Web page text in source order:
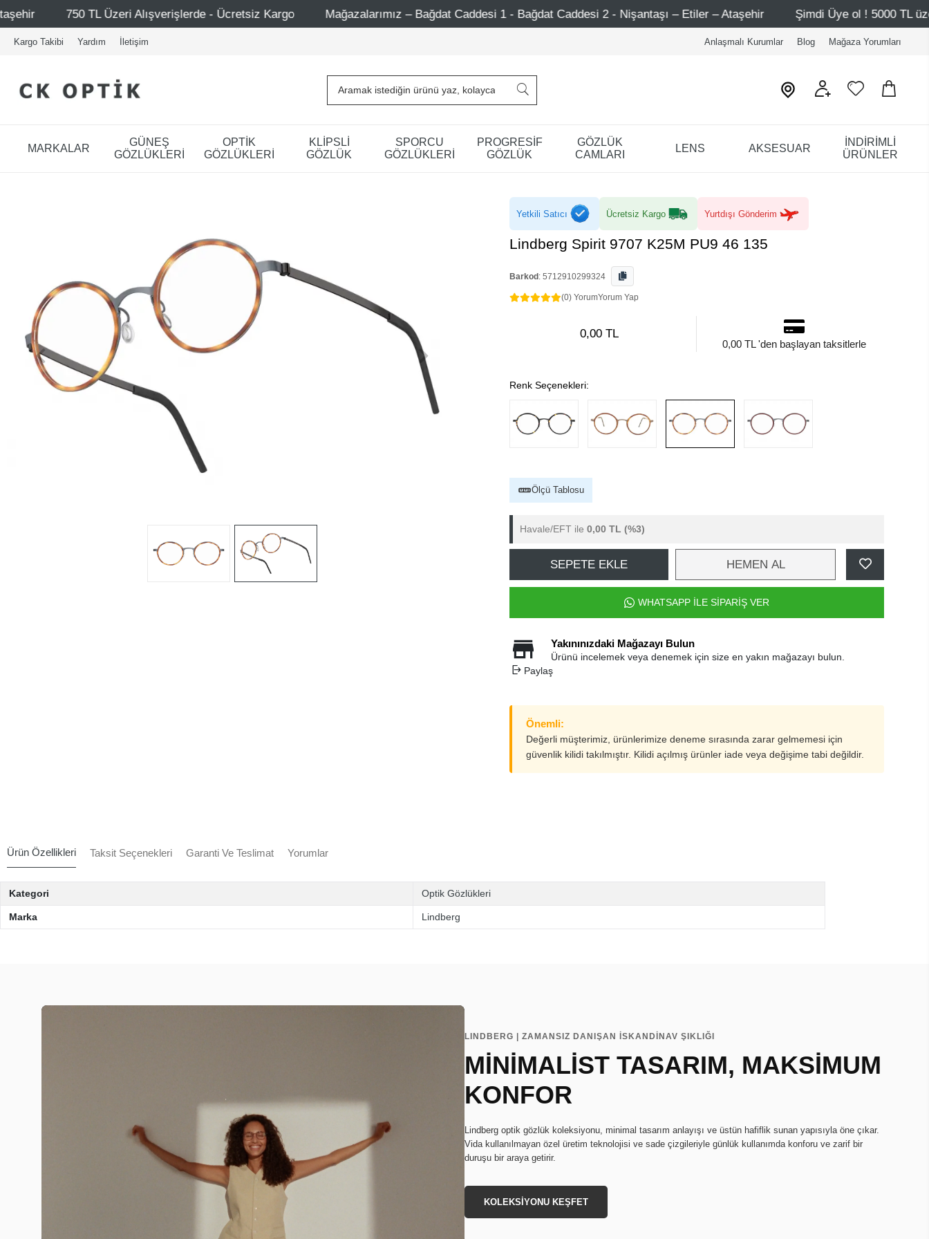
Alışverişlerde - Ücretsiz Kargo Mağazalarımız – Bağdat Caddesi 1 - Bağdat Caddesi 2 - Nişantaşı – Etiler – Ataşehir Şimdi Üye ol ! 5000 TL üzeri ilk alışverişinde 500
Kargo Takibi Yardım İletişim Anlaşmalı Kurumlar Blog Mağaza Yorumları
MARKALAR
GÜNEŞ
GÖZLÜKLERİ
OPTİK
GÖZLÜKLERİ
KLİPSLİ
GÖZLÜK
SPORCU
GÖZLÜKLERİ
PROGRESİF
GÖZLÜK
GÖZLÜK
CAMLARI
LENS AKSESUAR
İNDİRİMLİ
ÜRÜNLER
Yetkili Satıcı Ücretsiz Kargo Yurtdışı Gönderim
Lindberg Spirit 9707 K25M PU9 46 135
Barkod : 5712910299324
(0) YorumYorum Yap
0,00 TL
0,00 TL 'den başlayan taksitlerle
Renk Seçenekleri:
Ölçü Tablosu
Havale/EFT ile 0,00 TL (%3)
SEPETE EKLE HEMEN AL
WHATSAPP İLE SİPARİŞ VER
Yakınınızdaki Mağazayı Bulun
Ürünü incelemek veya denemek için size en yakın mağazayı bulun.
Paylaş
Önemli:
Değerli müşterimiz, ürünlerimize deneme sırasında zarar gelmemesi için
güvenlik kilidi takılmıştır. Kilidi açılmış ürünler iade veya değişime tabi değildir.
Ürün Özellikleri Taksit Seçenekleri Garanti Ve Teslimat Yorumlar
Kategori Optik Gözlükleri
Marka Lindberg
LINDBERG | ZAMANSIZ DANIŞAN İSKANDİNAV ŞIKLIĞI
MİNİMALİST TASARIM, MAKSİMUM
KONFOR
Lindberg optik gözlük koleksiyonu, minimal tasarım anlayışı ve üstün hafiflik sunan yapısıyla öne çıkar.
Vida kullanılmayan özel üretim teknolojisi ve sade çizgileriyle günlük kullanımda konforu ve zarif bir
duruşu bir araya getirir.
KOLEKSİYONU KEŞFET